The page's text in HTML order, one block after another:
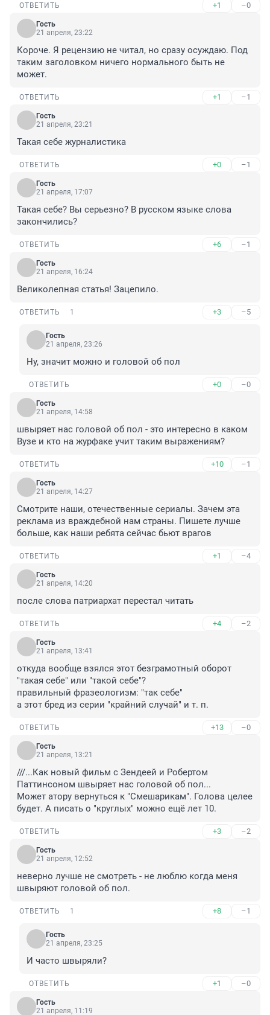
ОТВЕТИТЬ +1 –0
Гость
21 апреля, 23:22
Короче. Я рецензию не читал, но сразу осуждаю. Под
таким заголовком ничего нормального быть не
может.
ОТВЕТИТЬ +1 –1
Гость
21 апреля, 23:21
Такая себе журналистика
ОТВЕТИТЬ +0 –1
Гость
21 апреля, 17:07
Такая себе? Вы серьезно? В русском языке слова
закончились?
ОТВЕТИТЬ +6 –1
Гость
21 апреля, 16:24
Великолепная статья! Зацепило.
ОТВЕТИТЬ 1 +3 –5
Гость
21 апреля, 23:26
Ну, значит можно и головой об пол
ОТВЕТИТЬ +0 –0
Гость
21 апреля, 14:58
швыряет нас головой об пол - это интересно в каком
Вузе и кто на журфаке учит таким выражениям?
ОТВЕТИТЬ +10 –1
Гость
21 апреля, 14:27
Смотрите наши, отечественные сериалы. Зачем эта
реклама из враждебной нам страны. Пишете лучше
больше, как наши ребята сейчас бьют врагов
ОТВЕТИТЬ +1 –4
Гость
21 апреля, 14:20
после слова патриархат перестал читать
ОТВЕТИТЬ +4 –2
Гость
21 апреля, 13:41
откуда вообще взялся этот безграмотный оборот
"такая себе" или "такой себе"?
правильный фразеологизм: "так себе"
а этот бред из серии "крайний случай" и т. п.
ОТВЕТИТЬ +13 –0
Гость
21 апреля, 13:21
///...Как новый фильм с Зендеей и Робертом
Паттинсоном швыряет нас головой об пол...
Может атору вернуться к "Смешарикам". Голова целее
будет. А писать о "круглых" можно ещё лет 10.
ОТВЕТИТЬ +3 –2
Гость
21 апреля, 12:52
неверно лучше не смотреть - не люблю когда меня
швыряют головой об пол.
ОТВЕТИТЬ 1 +8 –1
Гость
21 апреля, 23:25
И часто швыряли?
ОТВЕТИТЬ +1 –0
Гость
21 апреля, 11:19